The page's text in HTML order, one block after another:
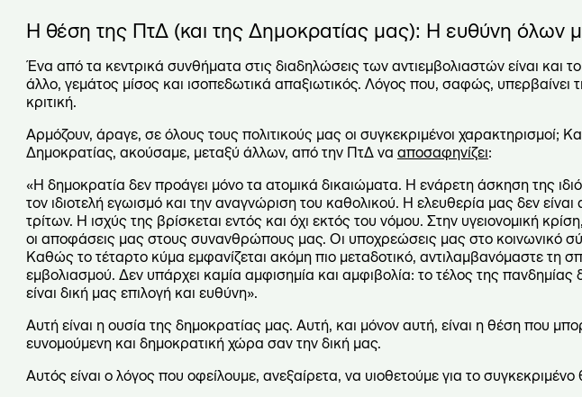
Η θέση της ΠτΔ (και της Δημοκρατίας μας): Η ευθύνη όλων
Ένα από τα κεντρικά συνθήματα στις διαδηλώσεις των αντιεμβολιαστών είναι και
άλλο, γεμάτος μίσος και ισοπεδωτικά απαξιωτικός. Λόγος που, σαφώς, υπερβαίνει
κριτική.
Αρμόζουν, άραγε, σε όλους τους πολιτικούς μας οι συγκεκριμένοι χαρακτηρισμοί;
Δημοκρατίας, ακούσαμε, μεταξύ άλλων, από την ΠτΔ να αποσαφηνίζει:
«Η δημοκρατία δεν προάγει μόνο τα ατομικά δικαιώματα. Η ενάρετη άσκηση της
τον ιδιοτελή εγωισμό και την αναγνώριση του καθολικού. Η ελευθερία μας δεν
τρίτων. Η ισχύς της βρίσκεται εντός και όχι εκτός του νόμου. Στην υγειονομική
οι αποφάσεις μας στους συνανθρώπους μας. Οι υποχρεώσεις μας στο κοινωνικό
Καθώς το τέταρτο κύμα εμφανίζεται ακόμη πιο μεταδοτικό, αντιλαμβανόμαστε τη
εμβολιασμού. Δεν υπάρχει καμία αμφισημία και αμφιβολία: το τέλος της πανδημίας
είναι δική μας επιλογή και ευθύνη».
Αυτή είναι η ουσία της δημοκρατίας μας. Αυτή, και μόνον αυτή, είναι η θέση που
ευνομούμενη και δημοκρατική χώρα σαν την δική μας.
Αυτός είναι ο λόγος που οφείλουμε, ανεξαίρετα, να υιοθετούμε για το συγκεκριμένο